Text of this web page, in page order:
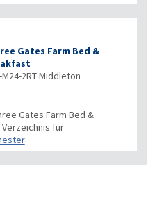
Gates Farm Bed &
M24-2RTMiddleton
Gates Farm Bed &
für